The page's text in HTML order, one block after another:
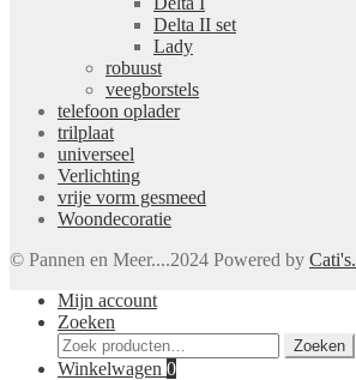
Delta II set
Lady
robuust
veegborstels
telefoon oplader
trilplaat
universeel
Verlichting
vrije vorm gesmeed
Woondecoratie
© Pannen en Meer....2024 Powered by Cati's.
Mijn account
Zoeken
Zoeken
naar:
Zoeken
Winkelwagen 0